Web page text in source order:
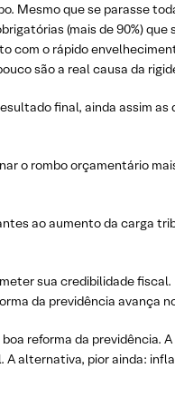
Mesmo que se parasse
(mais de 90%) que
com o rápido
são a real causa da
final, ainda assim as
o rombo orçamentário
ao aumento da carga
sua credibilidade
da previdência avança
reforma da previdência.
alternativa, pior ainda: